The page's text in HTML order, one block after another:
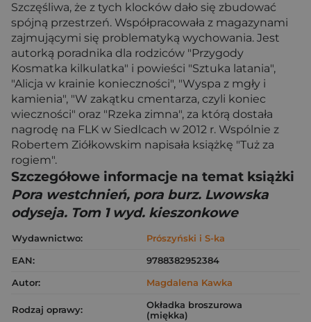
Szczęśliwa, że z tych klocków dało się zbudować
spójną przestrzeń. Współpracowała z magazynami
zajmującymi się problematyką wychowania. Jest
autorką poradnika dla rodziców "Przygody
Kosmatka kilkulatka" i powieści "Sztuka latania",
"Alicja w krainie konieczności", "Wyspa z mgły i
kamienia", "W zakątku cmentarza, czyli koniec
wieczności" oraz "Rzeka zimna", za którą dostała
nagrodę na FLK w Siedlcach w 2012 r. Wspólnie z
Robertem Ziółkowskim napisała książkę "Tuż za
rogiem".
Szczegółowe informacje na temat książki
Pora westchnień, pora burz. Lwowska
odyseja. Tom 1 wyd. kieszonkowe
Wydawnictwo:
Prószyński i S-ka
EAN:
9788382952384
Autor:
Magdalena Kawka
Rodzaj oprawy:
Okładka broszurowa
(miękka)